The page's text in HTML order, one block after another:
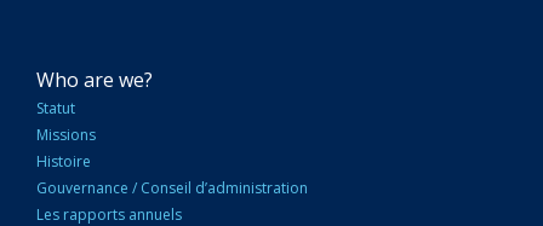
NAVIGATION
PRINCIPALE
Who are we?
Statut
Missions
Histoire
Gouvernance / Conseil d’administration
Les rapports annuels